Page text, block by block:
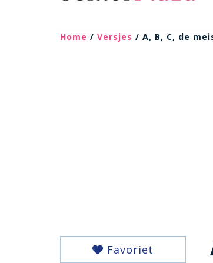
Home / Versjes / A, B, C, de
Favoriet